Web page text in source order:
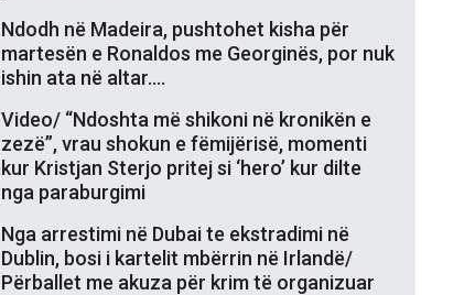
Ndodh në Madeira, pushtohet kisha për
martesën e Ronaldos me Georginës, por nuk
ishin ata në altar….
Video/ “Ndoshta më shikoni në kronikën e
zezë”, vrau shokun e fëmijërisë, momenti
kur Kristjan Sterjo pritej si ‘hero’ kur dilte
nga paraburgimi
Nga arrestimi në Dubai te ekstradimi në
Dublin, bosi i kartelit mbërrin në Irlandë/
Përballet me akuza për krim të organizuar